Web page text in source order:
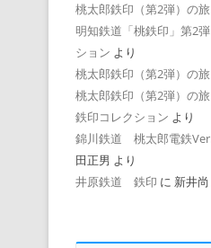
桃太郎鉄印（第2弾）の
明知鉄道「桃鉄印」第2
ション より
桃太郎鉄印（第2弾）の
桃太郎鉄印（第2弾）の
鉄印コレクション より
錦川鉄道 桃太郎電鉄
田正男 より
井原鉄道 鉄印 に 新井尚